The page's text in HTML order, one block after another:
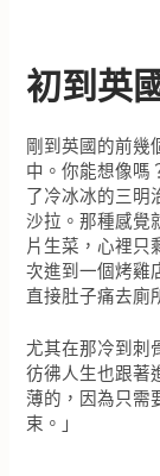
初到英
剛到英國的前幾
中。你能想像嗎
了冷冰冰的三明
沙拉。那種感覺
片生菜，心裡只
次進到一個烤雞
直接肚子痛去廁
尤其在那冷到刺
彷彿人生也跟著
薄的，因為只需
束。」